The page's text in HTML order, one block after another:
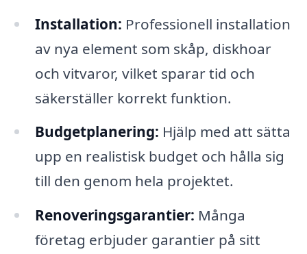
Installation: Professionell installation
av nya element som skåp, diskhoar
och vitvaror, vilket sparar tid och
säkerställer korrekt funktion.
Budgetplanering: Hjälp med att sätta
upp en realistisk budget och hålla sig
till den genom hela projektet.
Renoveringsgarantier: Många
företag erbjuder garantier på sitt